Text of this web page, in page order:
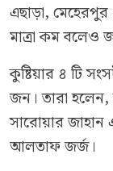
এছাড়া,
মাত্রা কম বলেও
কুষ্টিয়ার ৪ টি
জন। তারা
সারোয়ার জাহান
আলতাফ জর্জ।